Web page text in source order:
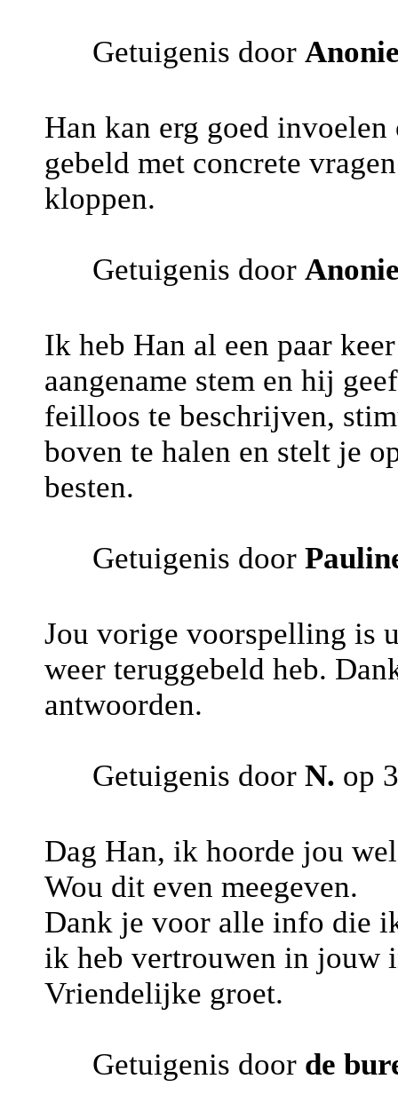
Getuigenis door
Han kan erg goed
gebeld met concrete
kloppen.
Getuigenis door
Ik heb Han al een paar
aangename stem en hij
feilloos te beschrijven,
boven te halen en stelt je
besten.
Getuigenis door
Jou vorige voorspelling is
weer teruggebeld heb.
antwoorden.
Getuigenis door N. op
Dag Han, ik hoorde jou
Wou dit even meegeven.
Dank je voor alle info die
ik heb vertrouwen in jouw
Vriendelijke groet.
Getuigenis door de